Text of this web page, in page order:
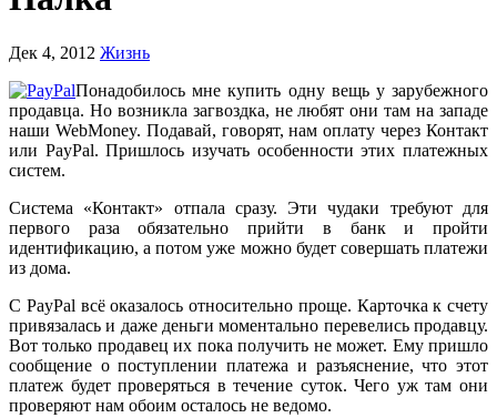
Дек 4, 2012 Жизнь
Понадобилось мне купить одну вещь у зарубежного
продавца. Но возникла загвоздка, не любят они там на западе
наши WebMoney. Подавай, говорят, нам оплату через Контакт
или PayPal. Пришлось изучать особенности этих платежных
систем.
Система «Контакт» отпала сразу. Эти чудаки требуют для
первого раза обязательно прийти в банк и пройти
идентификацию, а потом уже можно будет совершать платежи
из дома.
С PayPal всё оказалось относительно проще. Карточка к счету
привязалась и даже деньги моментально перевелись продавцу.
Вот только продавец их пока получить не может. Ему пришло
сообщение о поступлении платежа и разъяснение, что этот
платеж будет проверяться в течение суток. Чего уж там они
проверяют нам обоим осталось не ведомо.